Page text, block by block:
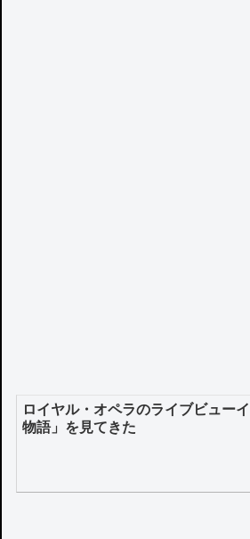
ロイヤル・オペラのライブビュー
物語」を見てきた